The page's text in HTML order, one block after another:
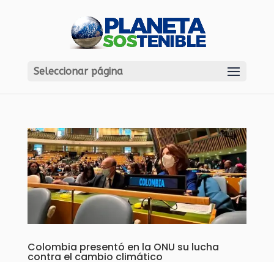
Seleccionar página
Colombia presentó en la ONU su lucha
contra el cambio climático